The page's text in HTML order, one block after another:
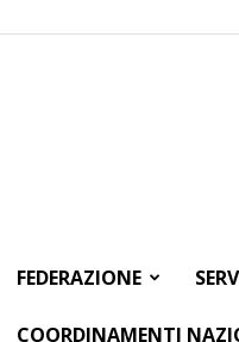
FEDERAZIONE
COORDINAMENTI